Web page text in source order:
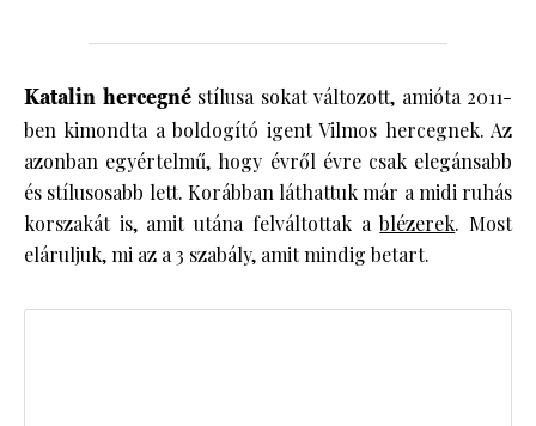
Katalin hercegnéstílusa sokat változott, amióta 2011-
ben kimondta a boldogító igent Vilmos hercegnek. Az
azonban egyértelmű, hogy évről évre csak elegánsabb
és stílusosabb lett. Korábban láthattuk már a midi ruhás
korszakát is, amit utána felváltottak ablézerek. Most
eláruljuk, mi az a 3 szabály, amit mindig betart.